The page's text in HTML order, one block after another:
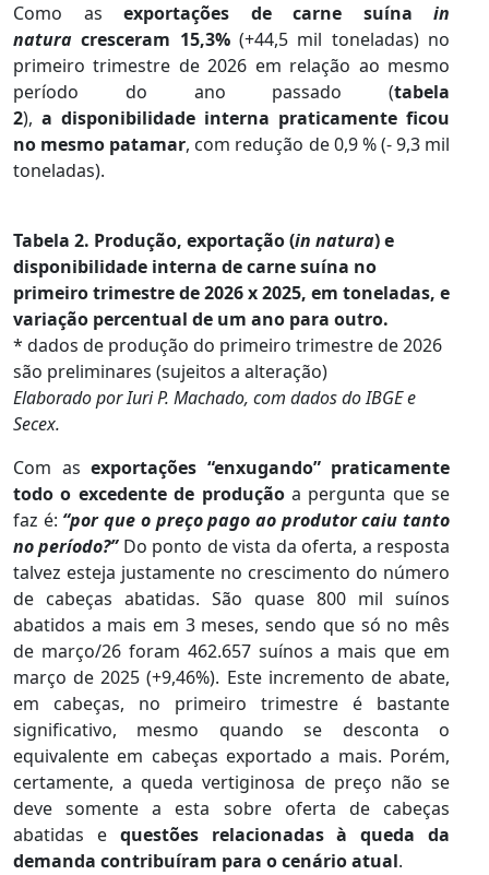
Como as
exportações de carne suína
in
natura cresceram 15,3% (+44,5 mil toneladas) no
primeiro trimestre de 2026 em relação ao mesmo
período do ano passado (tabela
2), a disponibilidade interna praticamente ficou
no mesmo patamar, com redução de 0,9 % (- 9,3 mil
toneladas).
Tabela 2. Produção, exportação (in natura) e
disponibilidade interna de carne suína no
primeiro trimestre de 2026 x 2025, em toneladas, e
variação percentual de um ano para outro.
* dados de produção do primeiro trimestre de 2026
são preliminares (sujeitos a alteração)
Elaborado por Iuri P. Machado, com dados do IBGE e
Secex.
Com as exportações “enxugando” praticamente
todo o excedente de produção a pergunta que se
faz é: “por que o preço pago ao produtor caiu tanto
no período?” Do ponto de vista da oferta, a resposta
talvez esteja justamente no crescimento do número
de cabeças abatidas. São quase 800 mil suínos
abatidos a mais em 3 meses, sendo que só no mês
de março/26 foram 462.657 suínos a mais que em
março de 2025 (+9,46%). Este incremento de abate,
em cabeças, no primeiro trimestre é bastante
significativo, mesmo quando se desconta o
equivalente em cabeças exportado a mais. Porém,
certamente, a queda vertiginosa de preço não se
deve somente a esta sobre oferta de cabeças
abatidas e questões relacionadas à queda da
demanda contribuíram para o cenário atual.